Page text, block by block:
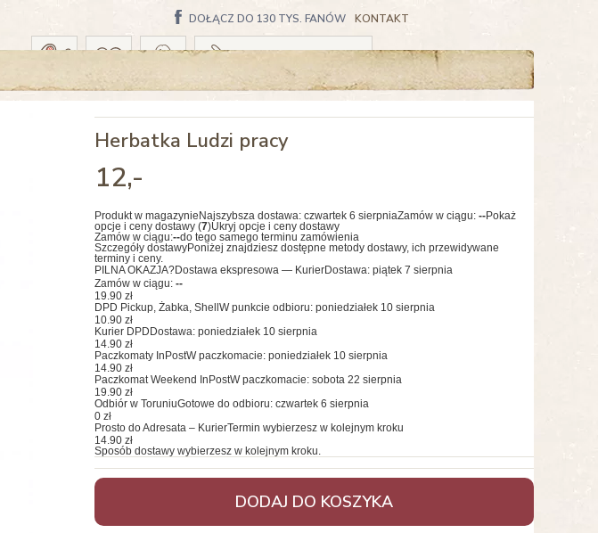
DOŁĄCZ DO 130 TYS. FANÓW KONTAKT
Koszyk pusty
Herbatka Ludzi pracy
12,-
Produkt w magazynie Najszybsza dostawa: czwartek 6 sierpniaZamów w ciągu: --Pokaż
opcje i ceny dostawy (7)Ukryj opcje i ceny dostawy
Zamów w ciągu:--do tego samego terminu zamówienia
Szczegóły dostawyPoniżej znajdziesz dostępne metody dostawy, ich przewidywane
terminy i ceny.
PILNA OKAZJA?Dostawa ekspresowa — KurierDostawa: piątek 7 sierpnia
Zamów w ciągu: --
19.90 zł
DPD Pickup, Żabka, Shell W punkcie odbioru: poniedziałek 10 sierpnia
10.90 zł
Kurier DPD Dostawa: poniedziałek 10 sierpnia
14.90 zł
Paczkomaty InPostW paczkomacie: poniedziałek 10 sierpnia
14.90 zł
Paczkomat Weekend InPostW paczkomacie: sobota 22 sierpnia
19.90 zł
Odbiór w ToruniuGotowe do odbioru: czwartek 6 sierpnia
0 zł
Prosto do Adresata – KurierTermin wybierzesz w kolejnym kroku
14.90 zł
Sposób dostawy wybierzesz w kolejnym kroku.
DODAJ DO KOSZYKA